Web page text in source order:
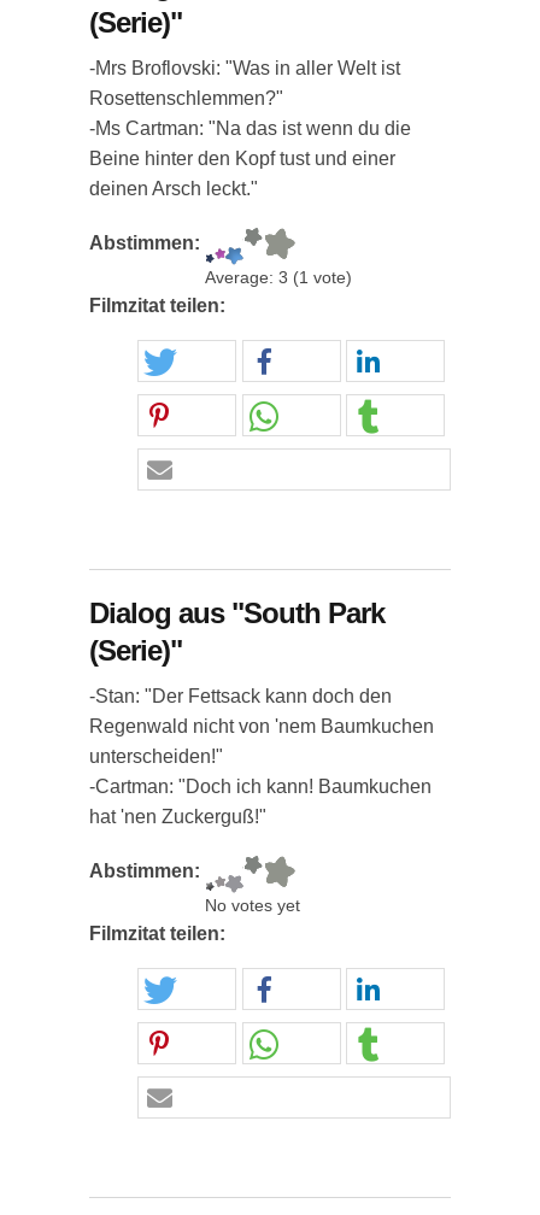
(Serie)"
-Mrs Broflovski: "Was in aller Welt ist
Rosettenschlemmen?"
-Ms Cartman: "Na das ist wenn du die
Beine hinter den Kopf tust und einer
deinen Arsch leckt."
Abstimmen:
Average: 3 (1 vote)
Filmzitat teilen:
Dialog aus "South Park
(Serie)"
-Stan: "Der Fettsack kann doch den
Regenwald nicht von 'nem Baumkuchen
unterscheiden!"
-Cartman: "Doch ich kann! Baumkuchen
hat 'nen Zuckerguß!"
Abstimmen:
No votes yet
Filmzitat teilen: